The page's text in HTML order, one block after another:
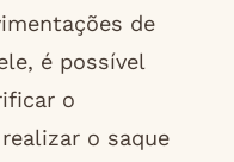
de
é possível
o
o saque